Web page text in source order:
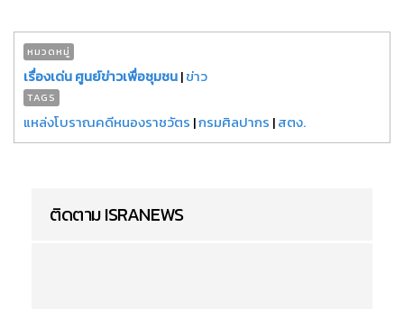
หมวดหมู่
เรื่องเด่น ศูนย์ข่าวเพื่อชุมชน|ข่าว
TAGS
แหล่งโบราณคดีหนองราชวัตร |กรมศิลปากร |สตง.
ติดตาม ISRANEWS